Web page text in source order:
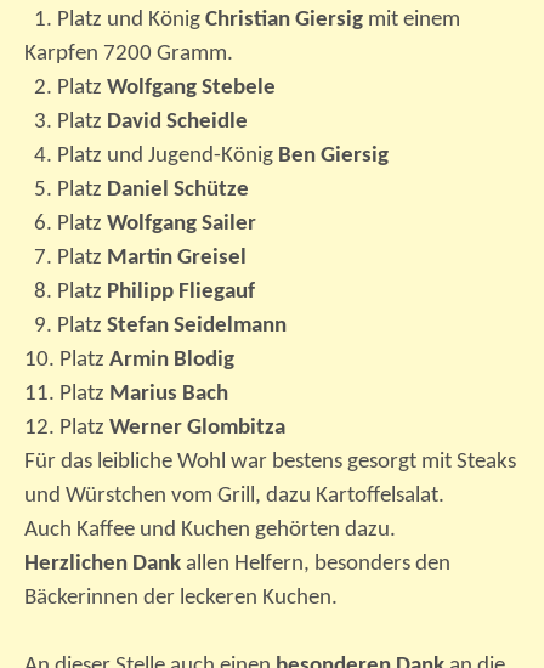
1. Platz und König Christian Giersig mit einem
Karpfen 7200 Gramm.
2. Platz Wolfgang Stebele
3. Platz David Scheidle
4. Platz und Jugend-König Ben Giersig
5. Platz Daniel Schütze
6. Platz Wolfgang Sailer
7. Platz Martin Greisel
8. Platz Philipp Fliegauf
9. Platz Stefan Seidelmann
10. Platz Armin Blodig
11. Platz Marius Bach
12. Platz Werner Glombitza
Für das leibliche Wohl war bestens gesorgt mit Steaks
und Würstchen vom Grill, dazu Kartoffelsalat.
Auch Kaffee und Kuchen gehörten dazu.
Herzlichen Dank allen Helfern, besonders den
Bäckerinnen der leckeren Kuchen.